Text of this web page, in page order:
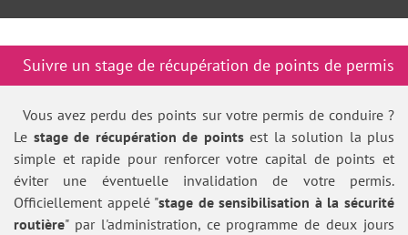
Suivre un stage de récupération de points de permis
Vous avez perdu des points sur votre permis de conduire ?
Le stage de récupération de pointsest la solution la plus
simple et rapide pour renforcer votre capital de points et
éviter une éventuelle invalidation de votre permis.
Officiellement appelé "stage de sensibilisation à la sécurité
routière" par l'administration, ce programme de deux jours